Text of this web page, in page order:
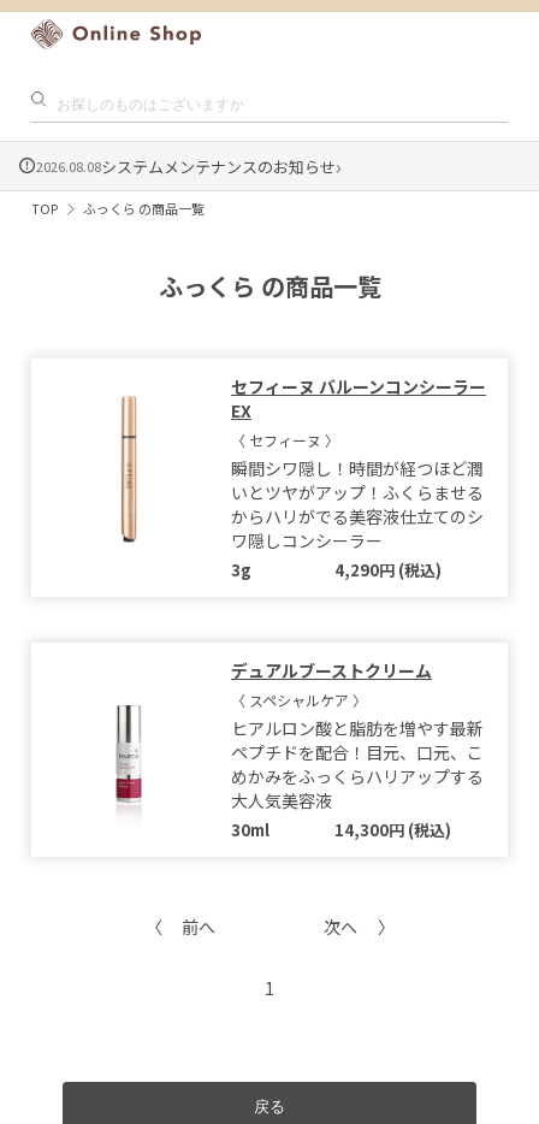
2026.08.08システムメンテナンスのお知らせ›
TOP ふっくら の商品一覧
ふっくら の商品一覧
セフィーヌ バルーンコンシーラー
EX
〈 セフィーヌ 〉
瞬間シワ隠し！時間が経つほど潤
いとツヤがアップ！ふくらませる
からハリがでる美容液仕立てのシ
ワ隠しコンシーラー
3g 4,290円 (税込)
デュアルブーストクリーム
〈 スペシャルケア 〉
ヒアルロン酸と脂肪を増やす最新
ペプチドを配合！目元、口元、こ
めかみをふっくらハリアップする
大人気美容液
30ml 14,300円 (税込)
前へ
1
次へ
戻る